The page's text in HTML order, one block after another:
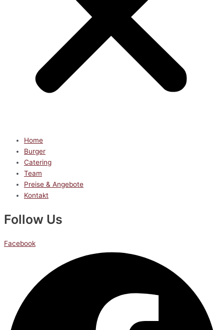
Home
Burger
Catering
Team
Preise & Angebote
Kontakt
Follow Us
Facebook